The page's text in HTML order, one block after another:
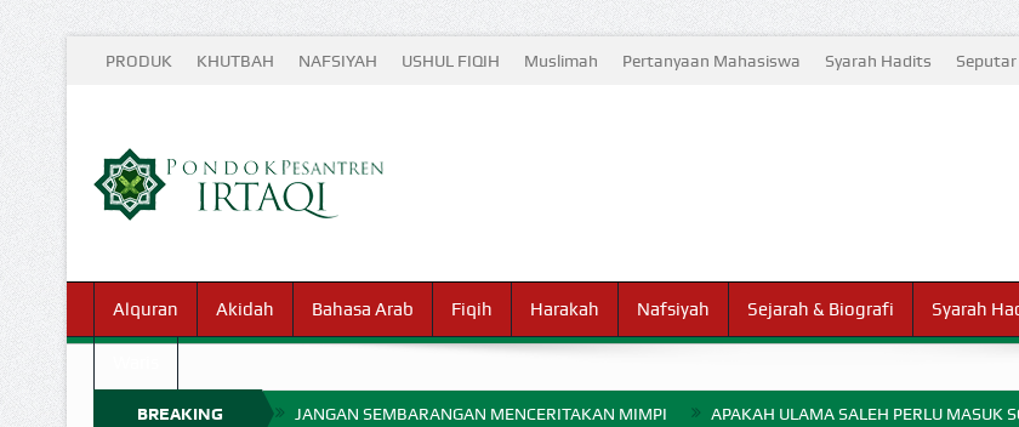
PRODUK KHUTBAH NAFSIYAH USHUL FIQIH Muslimah Pertanyaan Mahasiswa Syarah Hadits
Alquran Akidah Bahasa Arab Fiqih Harakah Nafsiyah Sejarah & Biografi Syarah
BREAKING JANGAN SEMBARANGAN MENCERITAKAN MIMPI APAKAH ULAMA SALEH PERLU MASUK